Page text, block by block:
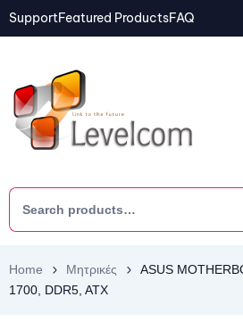
SupportFeatured ProductsFAQ
Home Μητρικές
ASUS
1700, DDR5, ATX